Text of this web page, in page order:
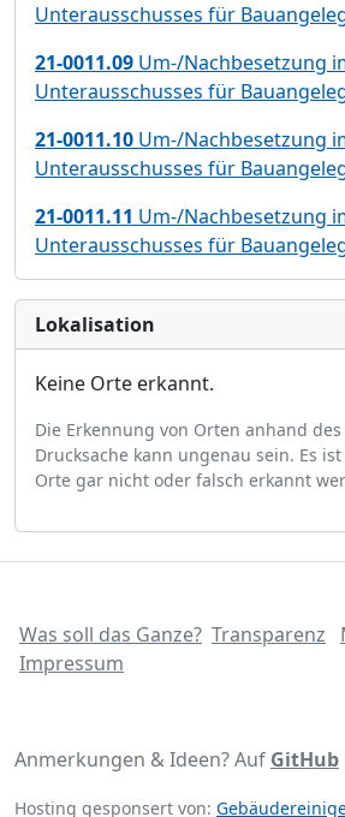
Unterausschusses für
21-0011.09 Um-/Nachbesetzung
Unterausschusses für
21-0011.10 Um-/Nachbesetzung
Unterausschusses für
21-0011.11 Um-/Nachbesetzung
Unterausschusses für
Lokalisation
Keine Orte erkannt.
Die Erkennung von Orten anhand des
Drucksache kann ungenau sein. Es
Orte gar nicht oder falsch erkannt
Was soll das Ganze? Transparenz
Impressum
Anmerkungen & Ideen? Auf GitHub
Hosting gesponsert von: